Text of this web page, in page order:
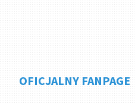
OFICJALNY FANPAGE